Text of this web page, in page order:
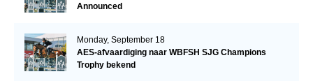
Announced
Monday, September 18
AES-afvaardiging naar WBFSH SJG Champions
Trophy bekend